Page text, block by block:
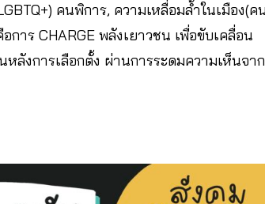
คนพิการ, ความเหลื่อมล้ำในเมือง(ค
าร CHARGE พลังเยาวชน เพื่อขับเคลื่อน
ลังการเลือกตั้ง ผ่านการระดมความเห็นจาก